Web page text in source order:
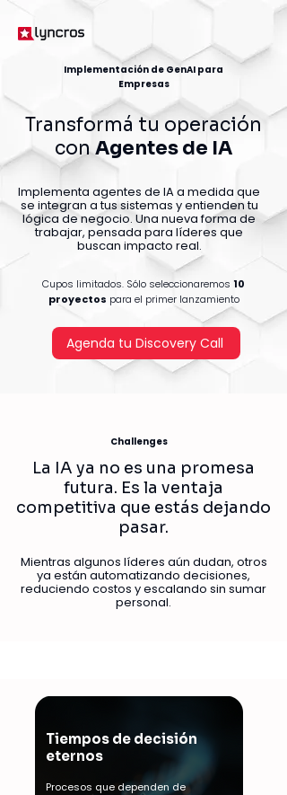
Implementación de GenAI para
Empresas
Transformá tu operación
conAgentes de IA
Implementa agentes de IA a medida que
se integran a tus sistemas y entienden tu
lógica de negocio. Una nueva forma de
trabajar, pensada para líderes que
buscan impacto real.
Cupos limitados. Sólo seleccionaremos 10
proyectos para el primer lanzamiento
Agenda tu Discovery Call
Challenges
La IA ya no es una promesa
futura. Es la ventaja
competitiva que estás dejando
pasar.
Mientras algunos líderes aún dudan, otros
ya están automatizando decisiones,
reduciendo costos y escalando sin sumar
personal.
Tiempos de decisión
eternos
Procesos que dependen de